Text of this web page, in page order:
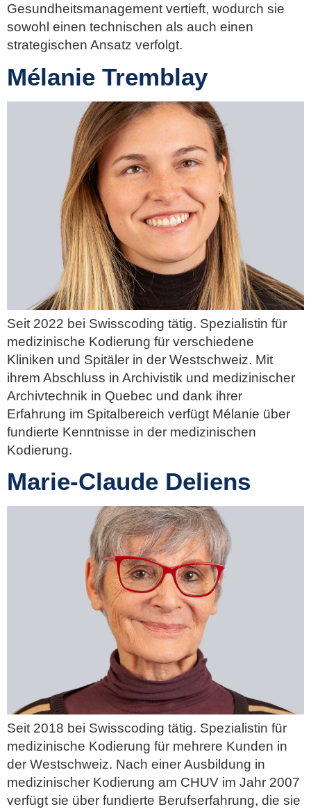
Gesundheitsmanagement vertieft, wodurch sie
sowohl einen technischen als auch einen
strategischen Ansatz verfolgt.
Mélanie Tremblay
Seit 2022 bei Swisscoding tätig. Spezialistin für
medizinische Kodierung für verschiedene
Kliniken und Spitäler in der Westschweiz. Mit
ihrem Abschluss in Archivistik und medizinischer
Archivtechnik in Quebec und dank ihrer
Erfahrung im Spitalbereich verfügt Mélanie über
fundierte Kenntnisse in der medizinischen
Kodierung.
Marie-Claude Deliens
Seit 2018 bei Swisscoding tätig. Spezialistin für
medizinische Kodierung für mehrere Kunden in
der Westschweiz. Nach einer Ausbildung in
medizinischer Kodierung am CHUV im Jahr 2007
verfügt sie über fundierte Berufserfahrung, die sie